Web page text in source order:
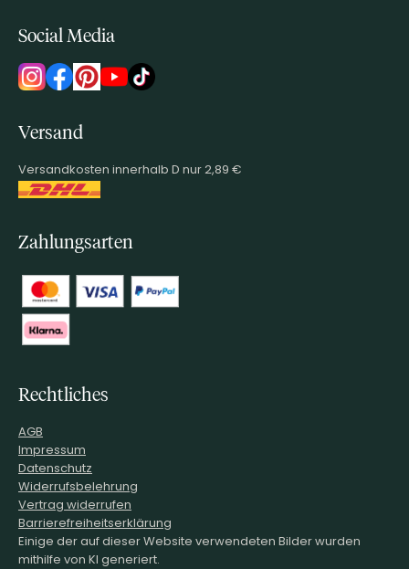
Social Media
Versand
Versandkosten innerhalb D nur 2,89 €
Zahlungsarten
Rechtliches
AGB
Impressum
Datenschutz
Widerrufsbelehrung
Vertrag widerrufen
Barrierefreiheitserklärung
Einige der auf dieser Website verwendeten Bilder wurden
mithilfe von KI generiert.